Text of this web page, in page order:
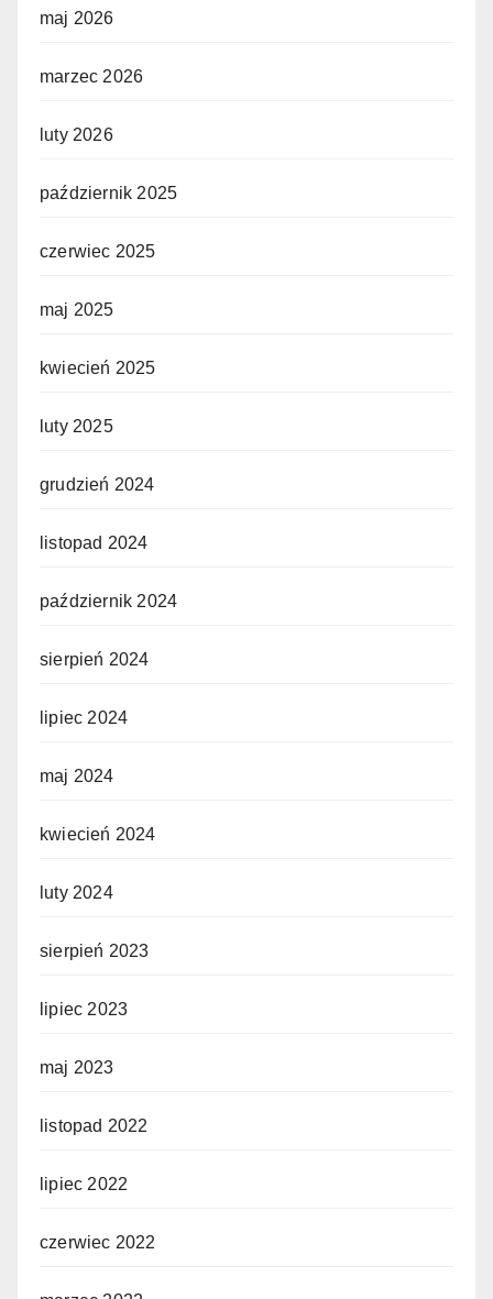
maj 2026
marzec 2026
luty 2026
październik 2025
czerwiec 2025
maj 2025
kwiecień 2025
luty 2025
grudzień 2024
listopad 2024
październik 2024
sierpień 2024
lipiec 2024
maj 2024
kwiecień 2024
luty 2024
sierpień 2023
lipiec 2023
maj 2023
listopad 2022
lipiec 2022
czerwiec 2022